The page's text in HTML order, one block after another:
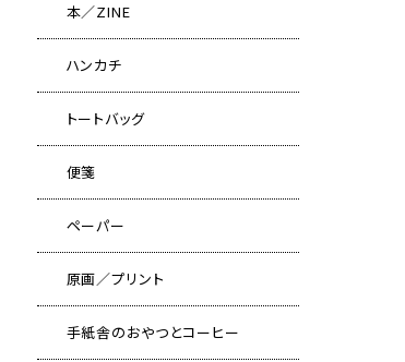
本／ZINE
ハンカチ
トートバッグ
便箋
ペーパー
原画／プリント
手紙舎のおやつとコーヒー